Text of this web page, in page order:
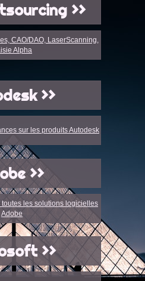
>>
CAO/DAO, LaserScanning,
Alpha
>>
sur les produits Autodesk
>>
les solutions logicielles
Adobe
>>